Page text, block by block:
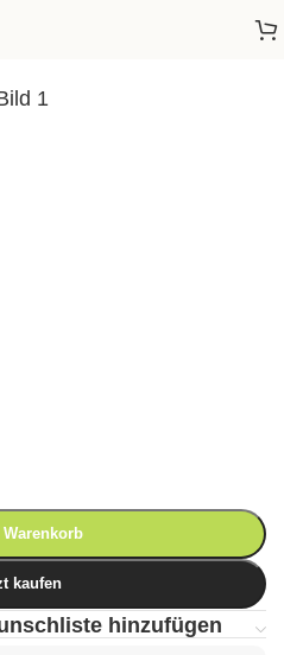
Warenkorb
kaufen
hinzufügen